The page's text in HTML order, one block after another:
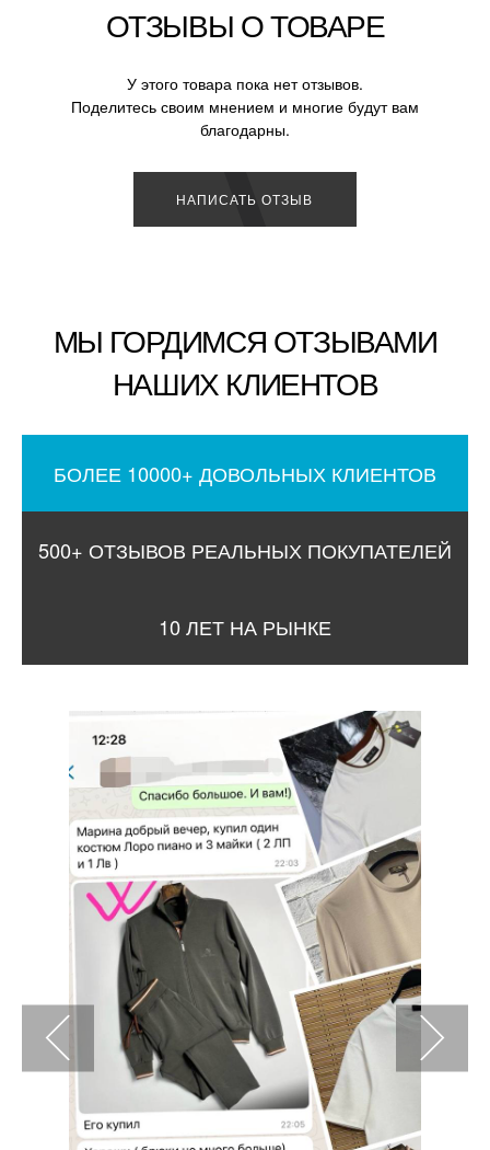
ОТЗЫВЫ О ТОВАРЕ
У этого товара пока нет отзывов.
Поделитесь своим мнением и многие будут вам
благодарны.
НАПИСАТЬ ОТЗЫВ
МЫ ГОРДИМСЯ ОТЗЫВАМИ
НАШИХ КЛИЕНТОВ
БОЛЕЕ 10000+ ДОВОЛЬНЫХ КЛИЕНТОВ
500+ ОТЗЫВОВ РЕАЛЬНЫХ ПОКУПАТЕЛЕЙ
10 ЛЕТ НА РЫНКЕ